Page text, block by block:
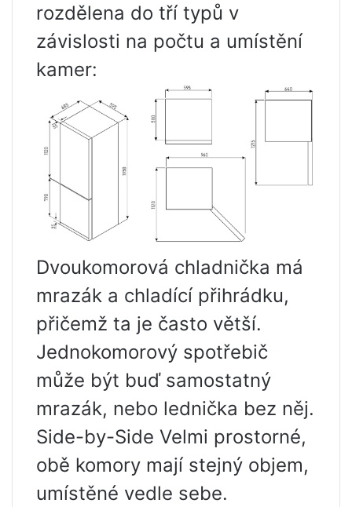
rozdělena do tří typů v
závislosti na počtu a umístění
kamer:
Dvoukomorová chladnička má
mrazák a chladící přihrádku,
přičemž ta je často větší.
Jednokomorový spotřebič
může být buď samostatný
mrazák, nebo lednička bez něj.
Side-by-Side Velmi prostorné,
obě komory mají stejný objem,
umístěné vedle sebe.